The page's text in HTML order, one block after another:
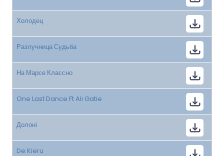
Холодец
Разлучница Судьба
На Марсе Классно
One Last Dance Ft Ali Gatie
Долоні
De Kieru